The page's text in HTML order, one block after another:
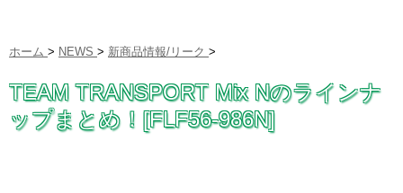
ホーム > NEWS > 新商品情報/リーク >
TEAM TRANSPORT Mix Nのラインナ
ップまとめ！[FLF56-986N]